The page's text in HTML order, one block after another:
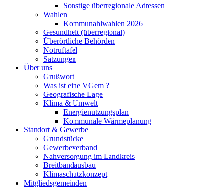
Sonstige überregionale Adressen
Wahlen
Kommunahlwahlen 2026
Gesundheit (überregional)
Überörtliche Behörden
Notruftafel
Satzungen
Über uns
Grußwort
Was ist eine VGem ?
Geografische Lage
Klima & Umwelt
Energienutzungsplan
Kommunale Wärmeplanung
Standort & Gewerbe
Grundstücke
Gewerbeverband
Nahversorgung im Landkreis
Breitbandausbau
Klimaschutzkonzept
Mitgliedsgemeinden